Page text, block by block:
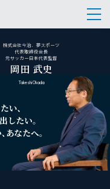
株式会社今治．夢スポーツ
代表取締役会長
元サッカー日本代表監督
岡田 武史
Takeshi Okada
い、
したい。
あなたへ。